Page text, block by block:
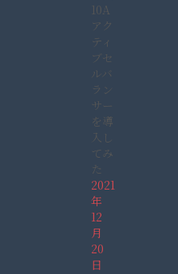
10A
アク
ティ
ブセ
ルバ
ラン
サー
を導
入し
てみ
た
2021
年
12
月
20
日